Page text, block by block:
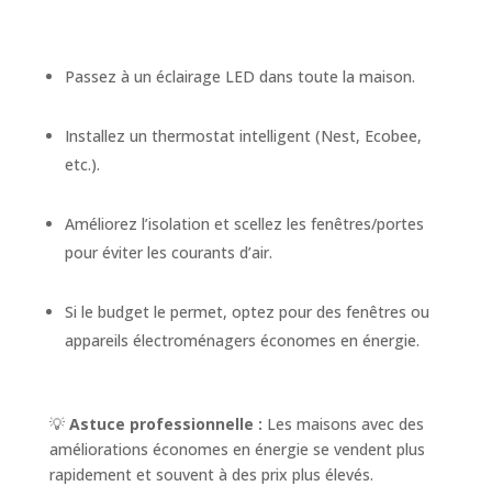
Passez à un éclairage LED dans toute la maison.
Installez un thermostat intelligent (Nest, Ecobee,
etc.).
Améliorez l’isolation et scellez les fenêtres/portes
pour éviter les courants d’air.
Si le budget le permet, optez pour des fenêtres ou
appareils électroménagers économes en énergie.
💡 Astuce professionnelle : Les maisons avec des
améliorations économes en énergie se vendent plus
rapidement et souvent à des prix plus élevés.